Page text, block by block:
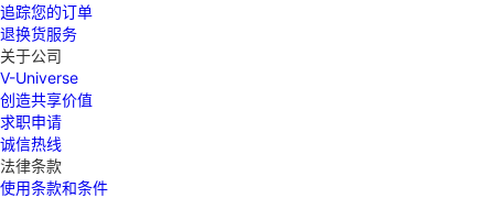
追踪您的订单
退换货服务
关于公司
V-Universe
创造共享价值
求职申请
诚信热线
法律条款
使用条款和条件